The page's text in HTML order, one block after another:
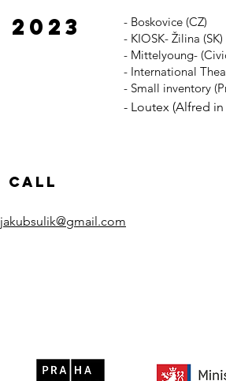
2023
- Boskovice (CZ)
- KIOSK- Žilina (SK)
- Mittelyoung-
- International
- Small inventory
- Loutex (Alfred in
Call
jakubsulik@gmail.com